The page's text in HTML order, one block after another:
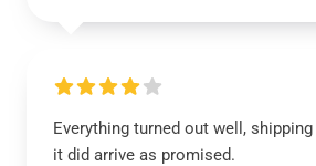
Everything turned out well,
it did arrive as promised.